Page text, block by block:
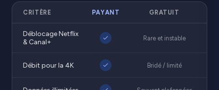
CRITÈRE PAYANT GRATUIT
Déblocage Netflix
& Canal+
Rare et instable
Débit pour la 4K Bridé / limité